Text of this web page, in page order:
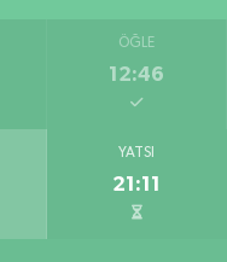
ÖĞLE
12:46
YATSI
21:11